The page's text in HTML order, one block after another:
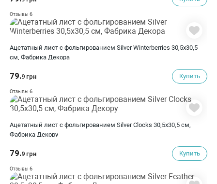
Отзывы 6
Ацетатный лист с фольгированием Silver Winterberries 30,5х30,5
см, Фабрика Декора
79.9 грн Купить
Отзывы 6
Ацетатный лист с фольгированием Silver Clocks 30,5х30,5 см,
Фабрика Декору
79.9 грн Купить
Отзывы 6